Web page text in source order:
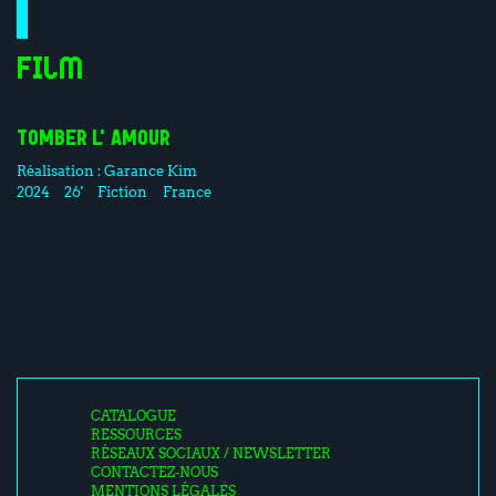
Film
TOMBER L'AMOUR
Réalisation :Garance Kim
2024
26' Fiction France
CATALOGUE
RESSOURCES
RÉSEAUX SOCIAUX / NEWSLETTER
CONTACTEZ-NOUS
MENTIONS LÉGALES